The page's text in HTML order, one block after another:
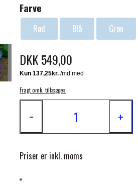
Farve
Rød Blå Grøn
DKK 549,00
Fragt omk. tillægges
− +
Priser er inkl. moms